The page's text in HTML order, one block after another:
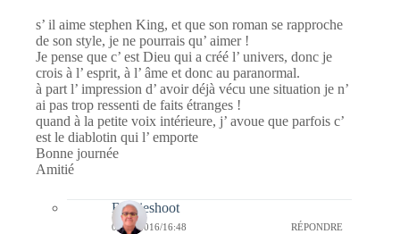
s’ il aime stephen King, et que son roman se rapproche
de son style, je ne pourrais qu’ aimer !
Je pense que c’ est Dieu qui a créé l’ univers, donc je
crois à l’ esprit, à l’ âme et donc au paranormal.
à part l’ impression d’ avoir déjà vécu une situation je n’
ai pas trop ressenti de faits étranges !
quand à la petite voix intérieure, j’ avoue que parfois c’
est le diablotin qui l’ emporte
Bonne journée
Amitié
Bernieshoot
08/01/2016/16:48 RÉPONDRE